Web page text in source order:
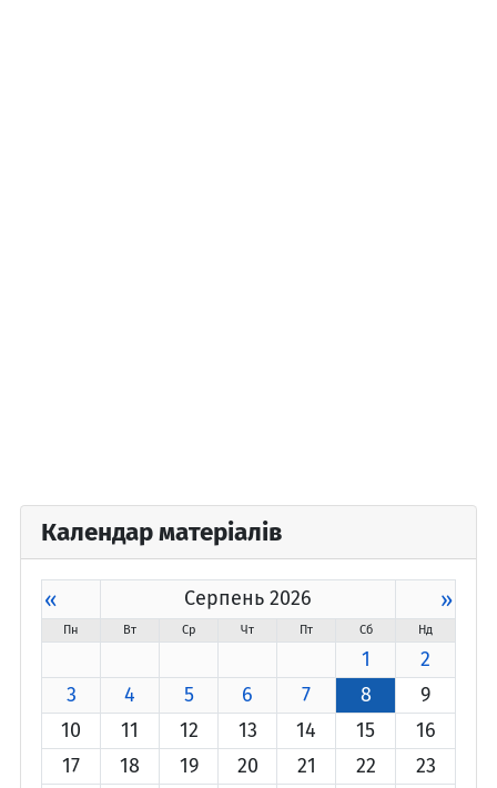
Календар матеріалів
« Серпень 2026 »
Пн Вт Ср Чт Пт Сб Нд
1
2
3
4 5 6 7 8
9
10
11 12 13 14 15
16
17
18 19 20 21 22
23